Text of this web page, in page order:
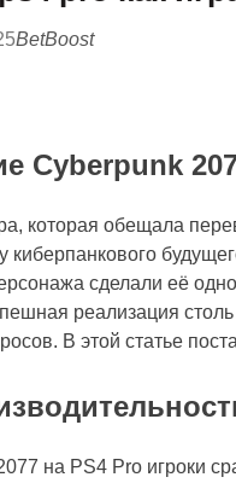
BetBoost
Cyberpunk
которая обещала
киберпанкового
сделали её
реализация
В этой статье
на PS4 Pro игроки